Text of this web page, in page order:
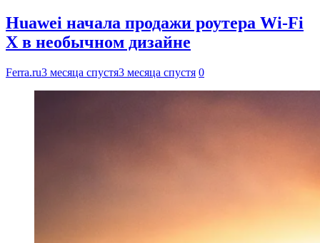
Huawei начала продажи роутера Wi-Fi
X в необычном дизайне
Ferra.ru3 месяца спустя3 месяца спустя 0